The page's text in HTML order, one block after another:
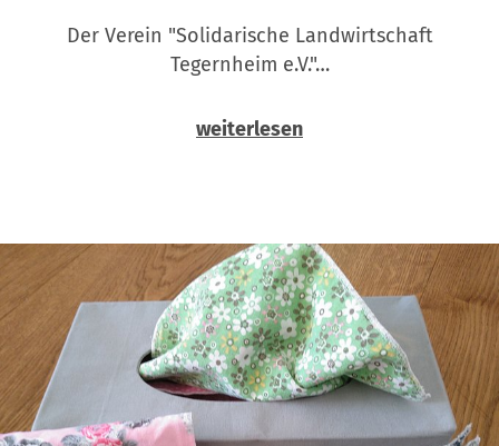
Der Verein "Solidarische Landwirtschaft
Tegernheim e.V."…
weiterlesen